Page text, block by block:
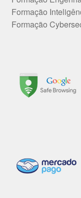
Formação
Formação